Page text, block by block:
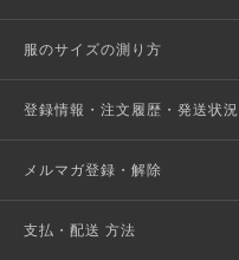
服のサイズの測り方
登録情報・注文履歴・発送状況
メルマガ登録・解除
支払・配送 方法